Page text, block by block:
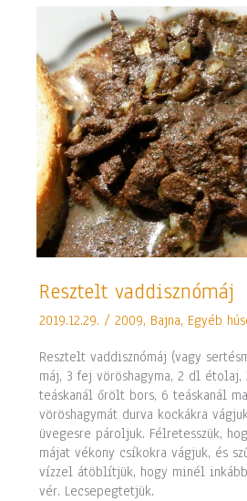
Resztelt vaddisznómáj
2019.12.29./2009, Bajna, Egyéb
Resztelt vaddisznómáj (vagy
máj, 3 fej vöröshagyma, 2 dl
teáskanál őrölt bors, 6 teáskanál
vöröshagymát durva kockákra
üvegesre pároljuk. Félretesszük,
májat vékony csíkokra vágjuk, és
vízzel átöblítjük, hogy minél
vér. Lecsepegtetjük.
Resztelt